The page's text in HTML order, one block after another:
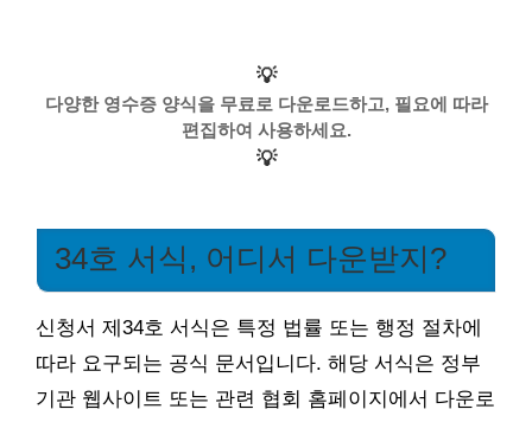
💡
다양한 영수증 양식을 무료로 다운로드하고, 필요에 따라
편집하여 사용하세요.
💡
34호 서식, 어디서 다운받지?
신청서 제34호 서식은 특정 법률 또는 행정 절차에
따라 요구되는 공식 문서입니다. 해당 서식은 정부
기관 웹사이트 또는 관련 협회 홈페이지에서 다운로